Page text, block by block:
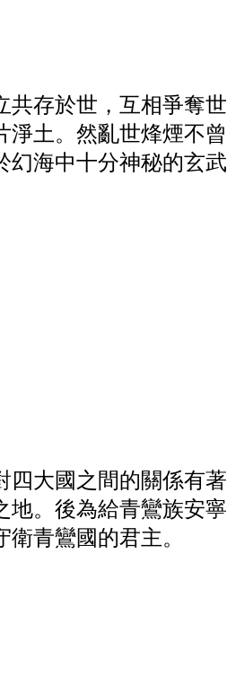
共存於世，互相爭奪世
淨土。然亂世烽煙不曾
幻海中十分神秘的玄武
四大國之間的關係有著
地。後為給青鸞族安寧
青鸞國的君主。